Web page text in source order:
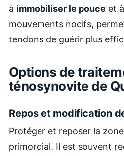
à immobiliser le pouce et
mouvements nocifs,
tendons de guérir plus
Options de
ténosynovite de
Repos et modification
Protéger et reposer la
primordial. Il est souvent